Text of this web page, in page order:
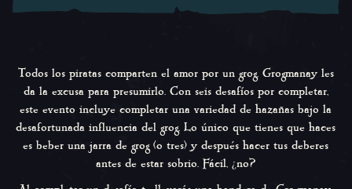
Todos los piratas comparten el amor por un grog. Grogmanay les
da la excusa para presumirlo. Con seis desafíos por completar,
este evento incluye completar una variedad de hazañas bajo la
desafortunada influencia del grog. Lo único que tienes que haces
es beber una jarra de grog (o tres) y después hacer tus deberes
antes de estar sobrio. Fácil, ¿no?